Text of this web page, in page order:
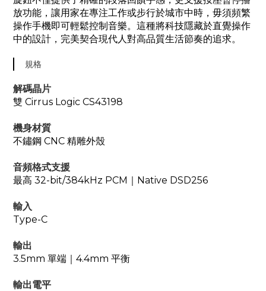
放功能，讓用家在專注工作或步行於城市中時，毋須頻繁
操作手機即可輕鬆控制音樂。這種將科技隱藏於直覺操作
中的設計，完美契合現代人對高品質生活節奏的追求。
規格
解碼晶片
雙 Cirrus Logic CS43198
機身材質
不鏽鋼 CNC 精雕外殼
音頻格式支援
最高 32-bit/384kHz PCM｜Native DSD256
輸入
Type-C
輸出
3.5mm 單端｜4.4mm 平衡
輸出電平